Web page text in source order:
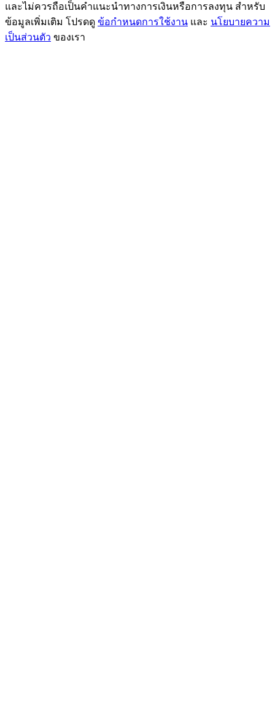
รับรางวัลและสิทธิพิเศษสุดพิเศษ
ศูนย์รางวัล
และไม่ควรถือเป็นคำแนะนำทางการเงินหรือการลงทุน สำหรับ
ข้อมูลเพิ่มเติม โปรดดู ข้อกำหนดการใช้งาน และ นโยบายความ
เป็นส่วนตัว ของเรา